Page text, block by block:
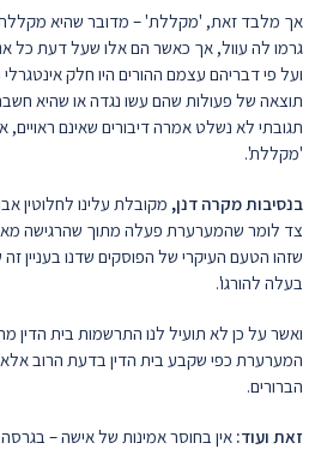
אך מלבד זאת, 'מקללת' – מדובר שהיא
גרמו לה עוול, אך כאשר הם אלו שעל דעת כל
ועל פי דבריהם עצמם ההורים היו חלק אינטגרלי
תוצאה של פעולות שהם עשו נגדה או שהיא
תגובתי לא נשלט אמרה דיבורים שאינם ראויים,
'מקללת'.
בנסיבות מקרה דנן, מקובלת עלינו לחלוטין
צד לומר שהמערערת פעלה מתוך שהרגישה
שזהו הטעם העיקרי של הפוסקים שדנו בעניין
בעלה להורגו'.
ואשר על כן לא תועיל לנו התרשמות בית הדין
המערערת כפי שקבע בית הדין בדעת הרוב
הברורים.
זאת ועוד: אין בחוסר אמינות של אישה –